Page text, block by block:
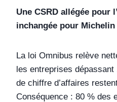
Une CSRD allégée pour
inchangée pour Michelin
La loi Omnibus relève
les entreprises
de chiffre d’affaires
Conséquence : 80 % des